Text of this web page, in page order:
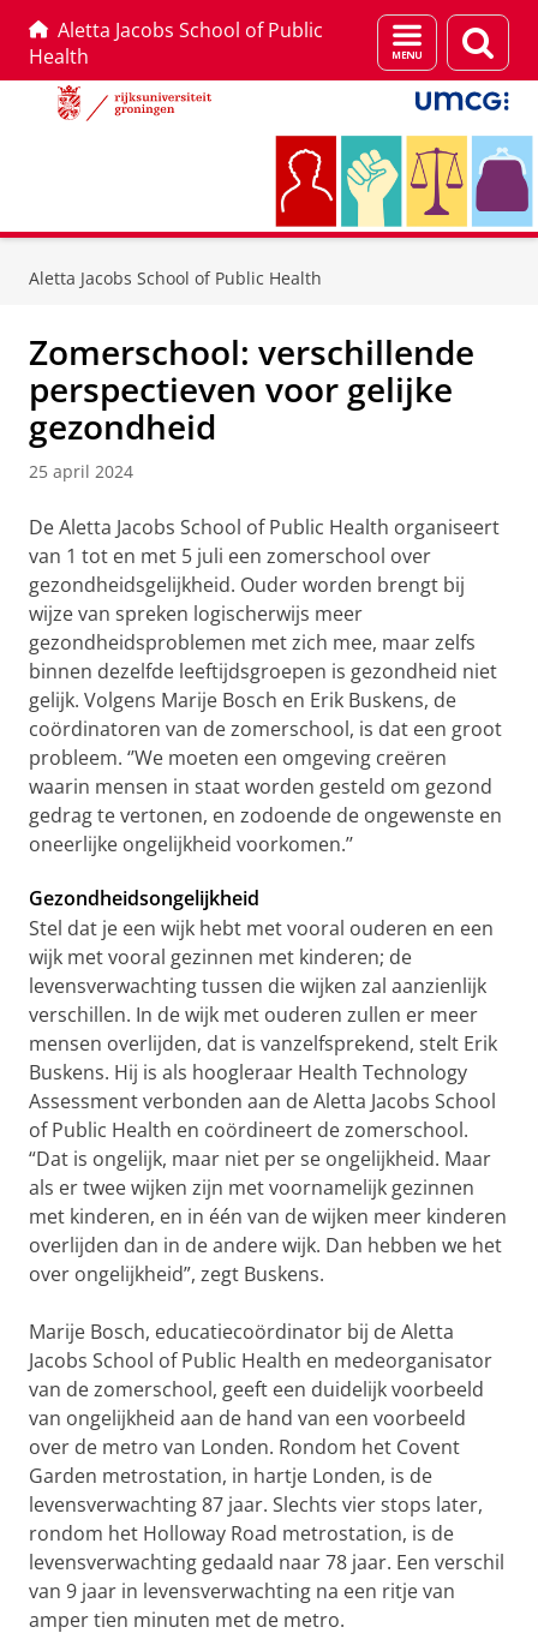
Aletta Jacobs School of Public
Health
Menu
en
zoeken
Aletta Jacobs School of Public Health
Zomerschool: verschillende
perspectieven voor gelijke
gezondheid
25 april 2024
De Aletta Jacobs School of Public Health organiseert
van 1 tot en met 5 juli een zomerschool over
gezondheidsgelijkheid. Ouder worden brengt bij
wijze van spreken logischerwijs meer
gezondheidsproblemen met zich mee, maar zelfs
binnen dezelfde leeftijdsgroepen is gezondheid niet
gelijk. Volgens Marije Bosch en Erik Buskens, de
coördinatoren van de zomerschool, is dat een groot
probleem. ‘’We moeten een omgeving creëren
waarin mensen in staat worden gesteld om gezond
gedrag te vertonen, en zodoende de ongewenste en
oneerlijke ongelijkheid voorkomen.’’
Gezondheidsongelijkheid
Stel dat je een wijk hebt met vooral ouderen en een
wijk met vooral gezinnen met kinderen; de
levensverwachting tussen die wijken zal aanzienlijk
verschillen. In de wijk met ouderen zullen er meer
mensen overlijden, dat is vanzelfsprekend, stelt Erik
Buskens. Hij is als hoogleraar Health Technology
Assessment verbonden aan de Aletta Jacobs School
of Public Health en coördineert de zomerschool.
“Dat is ongelijk, maar niet per se ongelijkheid. Maar
als er twee wijken zijn met voornamelijk gezinnen
met kinderen, en in één van de wijken meer kinderen
overlijden dan in de andere wijk. Dan hebben we het
over ongelijkheid”, zegt Buskens.
Marije Bosch, educatiecoördinator bij de Aletta
Jacobs School of Public Health en medeorganisator
van de zomerschool, geeft een duidelijk voorbeeld
van ongelijkheid aan de hand van een voorbeeld
over de metro van Londen. Rondom het Covent
Garden metrostation, in hartje Londen, is de
levensverwachting 87 jaar. Slechts vier stops later,
rondom het Holloway Road metrostation, is de
levensverwachting gedaald naar 78 jaar. Een verschil
van 9 jaar in levensverwachting na een ritje van
amper tien minuten met de metro.